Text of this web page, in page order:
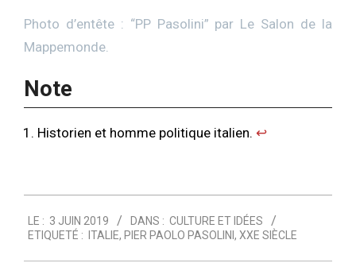
Photo d’entête : “PP Pasolini” par Le Salon de la
Mappemonde.
Note
Historien et homme politique italien. ↩︎
06-
03
LE : 3 JUIN 2019 DANS : CULTURE ET IDÉES
ETIQUETÉ :
ITALIE, PIER PAOLO PASOLINI , XXE SIÈCLE